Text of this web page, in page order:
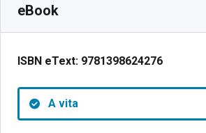
eBook
ISBN eText: 9781398624276
A vita